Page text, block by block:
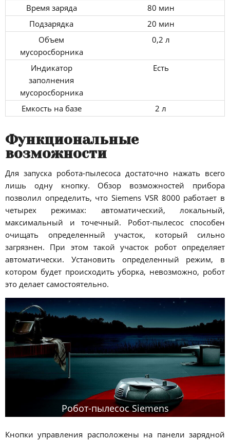
Время заряда
80 мин
Подзарядка
20 мин
Объем
мусоросборника
0,2 л
Индикатор
заполнения
мусоросборника
Есть
Емкость на базе 2 л
Функциональные
возможности
Для запуска робота-пылесоса достаточно нажать всего
лишь одну кнопку. Обзор возможностей прибора
позволил определить, что Siemens VSR 8000 работает в
четырех режимах: автоматический, локальный,
максимальный и точечный. Робот-пылесос способен
очищать определенный участок, который сильно
загрязнен. При этом такой участок робот определяет
автоматически. Установить определенный режим, в
котором будет происходить уборка, невозможно, робот
это делает самостоятельно.
Робот-пылесос Siemens
Кнопки управления расположены на панели зарядной